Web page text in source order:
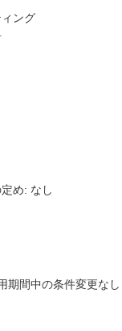
ング
め: なし
期間中の条件変更なし